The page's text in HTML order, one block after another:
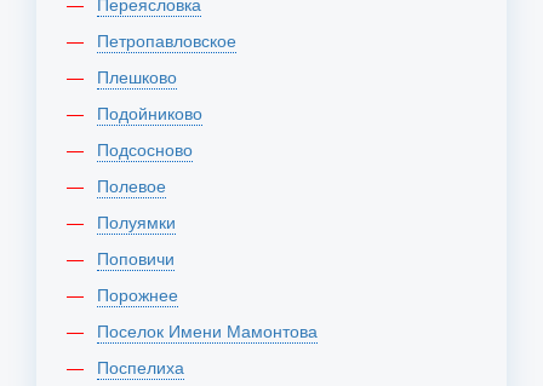
Петропавловское
Плешково
Подойниково
Подсосново
Полевое
Полуямки
Поповичи
Порожнее
Поселок Имени Мамонтова
Поспелиха